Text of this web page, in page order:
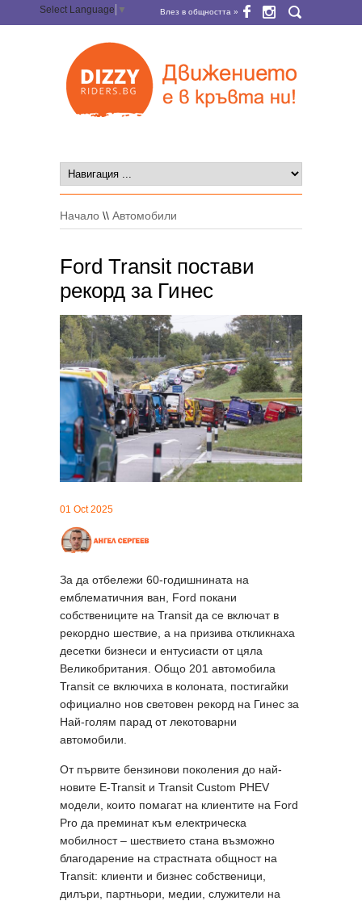
Select Language ▼ Влез в общността »
Начало \\ Автомобили
Ford Transit постави
рекорд за Гинес
01 Oct 2025
За да отбележи 60-годишнината на
емблематичния ван, Ford покани
собствениците на Transit да се включат в
рекордно шествие, а на призива откликнаха
десетки бизнеси и ентусиасти от цяла
Великобритания. Общо 201 автомобила
Transit се включиха в колоната, постигайки
официално нов световен рекорд на Гинес за
Най-голям парад от лекотоварни
автомобили.
От първите бензинови поколения до най-
новите E-Transit и Transit Custom PHEV
модели, които помагат на клиентите на Ford
Pro да преминат към електрическа
мобилност – шествието стана възможно
благодарение на страстната общност на
Transit: клиенти и бизнес собственици,
дилъри, партньори, медии, служители на